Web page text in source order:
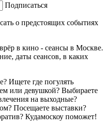
Подписаться
о предстоящих событиях
в кино - сеансы в Москве.
даты сеансов, в каких
Ищете где погулять
или девушкой? Выбираете
на выходные?
Посещаете выставки?
Кудамоскоу поможет!